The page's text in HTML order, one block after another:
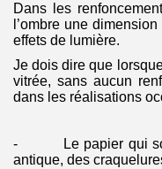
Dans les
l’ombre une
effets de lumière.
Je dois dire que
vitrée, sans aucun
dans les réalisations
- Le papier qui
antique, des